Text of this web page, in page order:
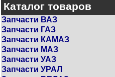
Каталог товаров
Запчасти ВАЗ
Запчасти ГАЗ
Запчасти КАМАЗ
Запчасти МАЗ
Запчасти УАЗ
Запчасти УРАЛ